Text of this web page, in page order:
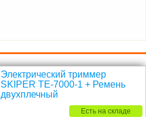
Электрический триммер
SKIPER TE-7000-1 + Ремень
двухплечный
Есть на складе